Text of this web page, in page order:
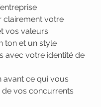
clairement votre
vos valeurs
ton et un style
avec votre identité de
avant ce qui vous
de vos concurrents